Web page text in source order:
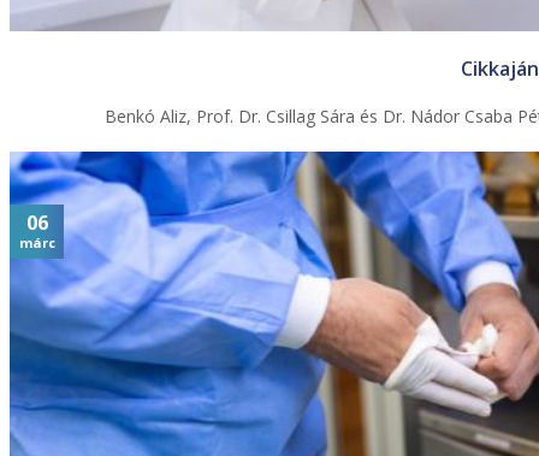
Benkó Aliz, Prof. Dr. Csillag Sára és Dr. Nádor Csaba
06
márc